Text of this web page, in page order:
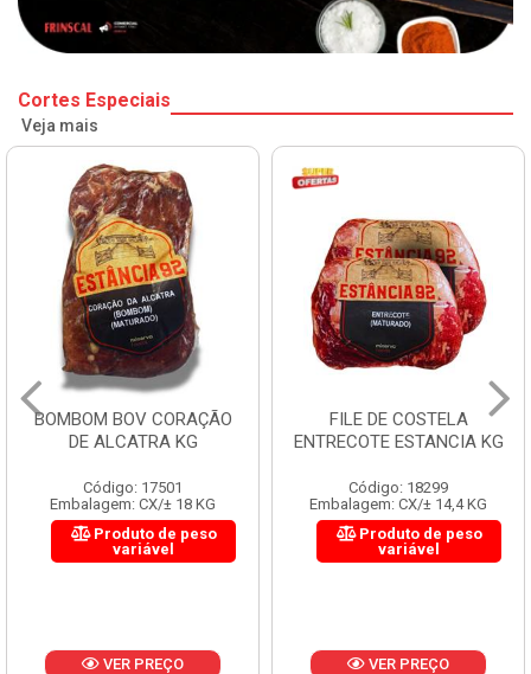
Cortes Especiais
Veja mais
BOMBOM BOV CORAÇÃO
DE ALCATRA KG
Código: 17501
Embalagem: CX/± 18 KG
Produto de peso
variável
VER PREÇO
FILE DE COSTELA
ENTRECOTE ESTANCIA KG
Código: 18299
Embalagem: CX/± 14,4 KG
Produto de peso
variável
VER PREÇO